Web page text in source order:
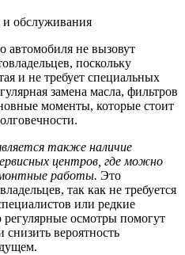
автомобиля не вызовут
поскольку
и не требует специальных
замена масла, фильтров
моменты, которые стоит
также наличие
центров, где можно
работы. Это
так как не требуется
или редкие
осмотры помогут
вероятность